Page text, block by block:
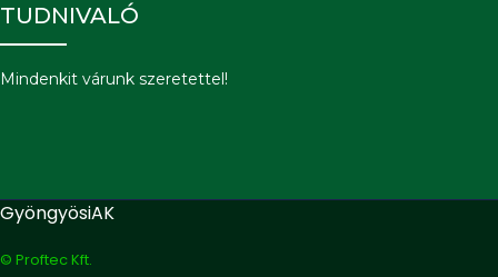
TUDNIVALÓ
Mindenkit várunk szeretettel!
GyöngyösiAK
© Proftec Kft.